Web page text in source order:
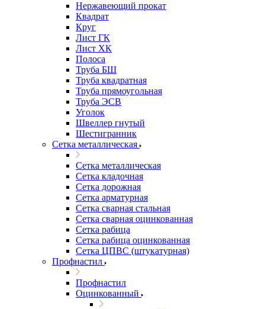
Нержавеющий прокат
Квадрат
Круг
Лист ГК
Лист ХК
Полоса
Труба БШ
Труба квадратная
Труба прямоугольная
Труба ЭСВ
Уголок
Швеллер гнутый
Шестигранник
Сетка металлическая
Сетка металлическая
Сетка кладочная
Сетка дорожная
Сетка арматурная
Сетка сварная стальная
Сетка сварная оцинкованная
Сетка рабица
Сетка рабица оцинкованная
Сетка ЦПВС (штукатурная)
Профнастил
Профнастил
Оцинкованный